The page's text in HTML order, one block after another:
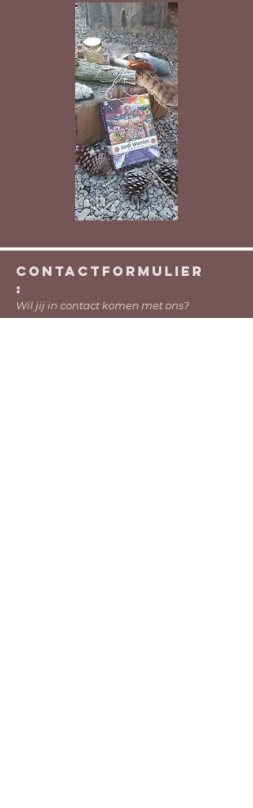
contactFORMULIER
:
Wil jij in contact komen met ons?